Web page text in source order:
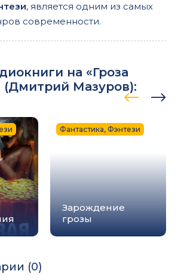
, является одним из самых
современности.
на «Гроза
(Дмитрий Мазуров):
Зарождение
грозы
Фантастика, Фэнтези
(0)